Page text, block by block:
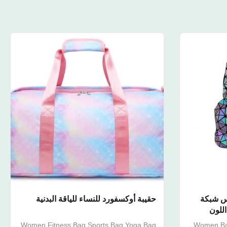
شبكة
Women
حقيبة أوكسفورد للنساء للياقة البدنية
Women Fitness Bag Sports Bag Yoga Bag